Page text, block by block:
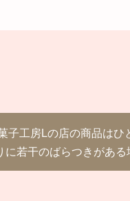
子工房Lの店の商品はひ
に若干のばらつきがある